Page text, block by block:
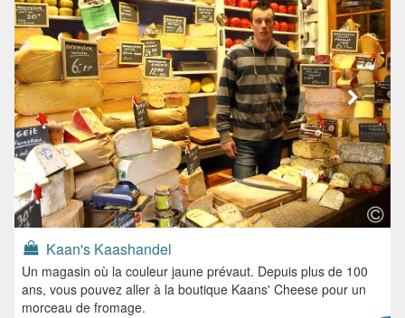
Kaan's Kaashandel
Un magasin où la couleur jaune prévaut. Depuis plus de 100
ans, vous pouvez aller à la boutique Kaans' Cheese pour un
morceau de fromage.